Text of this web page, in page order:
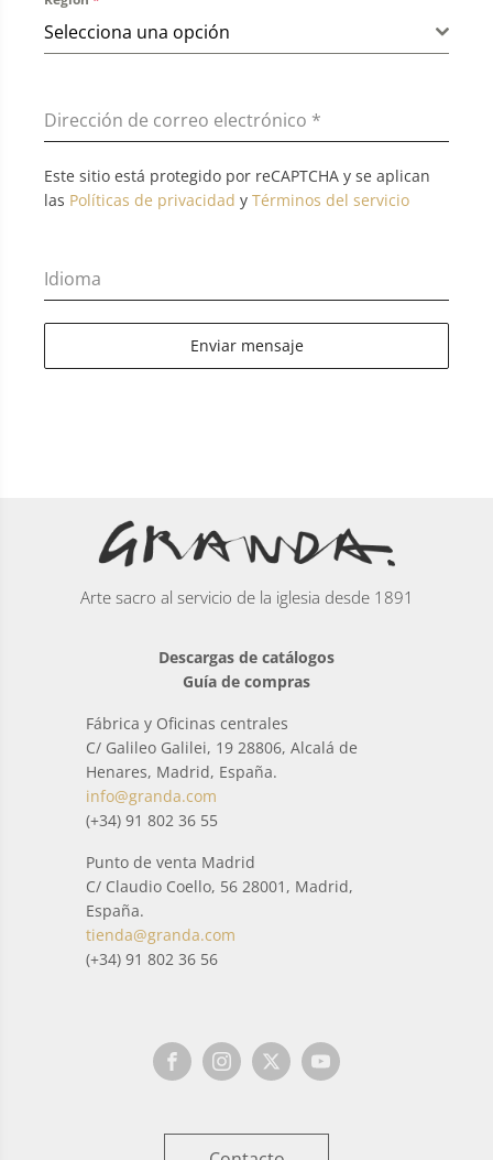
Selecciona una opción
Dirección de correo electrónico *
Este sitio está protegido por reCAPTCHA y se aplican
las Políticas de privacidad y Términos del servicio
Idioma
Enviar mensaje
Arte sacro al servicio de la iglesia desde 1891
Descargas de catálogos
Guía de compras
Fábrica y Oficinas centrales
C/ Galileo Galilei, 19 28806, Alcalá de
Henares, Madrid, España.
info@granda.com
(+34) 91 802 36 55
Punto de venta Madrid
C/ Claudio Coello, 56 28001, Madrid,
España.
tienda@granda.com
(+34) 91 802 36 56